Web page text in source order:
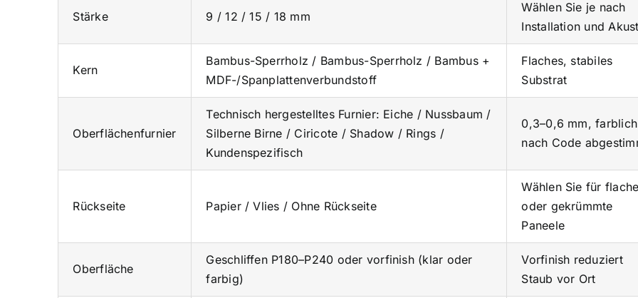
Stärke 9 / 12 / 15 / 18 mm
Wählen Sie je nach
Installation und
Kern
Bambus-Sperrholz / Bambus-Sperrholz / Bambus +
MDF-/Spanplattenverbundstoff
Flaches, stabiles
Substrat
Oberflächenfurnier
Technisch hergestelltes Furnier: Eiche / Nussbaum /
Silberne Birne / Ciricote / Shadow / Rings /
Kundenspezifisch
0,3–0,6 mm, farblich
nach Code
Rückseite Papier / Vlies / Ohne Rückseite
Wählen Sie für
oder gekrümmte
Paneele
Oberfläche
Geschliffen P180–P240 oder vorfinish (klar oder
farbig)
Vorfinish reduziert
Staub vor Ort